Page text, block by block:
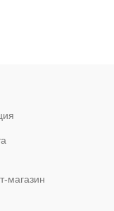
магазин